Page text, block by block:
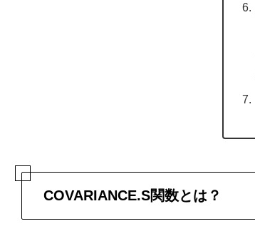
COVARIANCE.S関数とは？